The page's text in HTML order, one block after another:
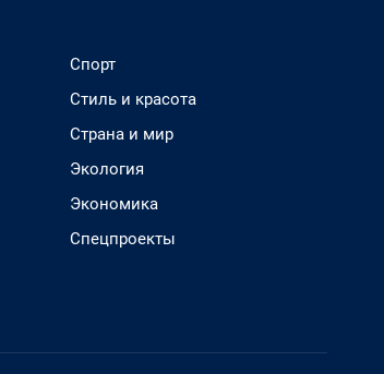
Спорт
Стиль и красота
Страна и мир
Экология
Экономика
Спецпроекты